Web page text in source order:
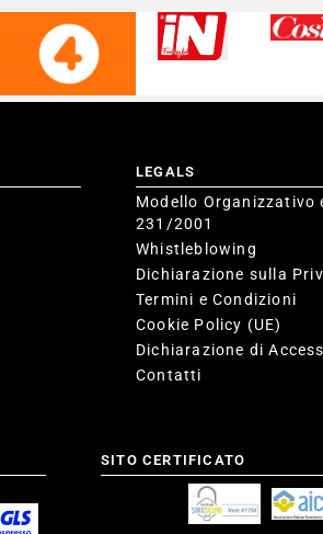
LEGALS
Modello Organizzativo
231/2001
Whistleblowing
Dichiarazione sulla
Termini e Condizioni
Cookie Policy (UE)
Dichiarazione di
Contatti
SITO CERTIFICATO